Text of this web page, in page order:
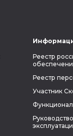
Реестр
Реестр
Участник